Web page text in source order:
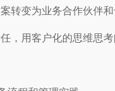
转变为业务合作伙伴
，用客户化的思维思